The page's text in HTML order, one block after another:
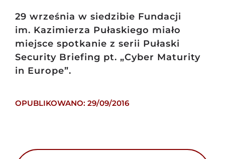
29 września w siedzibie Fundacji
im. Kazimierza Pułaskiego miało
miejsce spotkanie z serii Pułaski
Security Briefing pt. „Cyber Maturity
in Europe”.
OPUBLIKOWANO: 29/09/2016